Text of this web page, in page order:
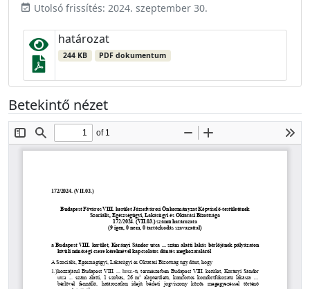
event_available Utolsó frissítés: 2024. szeptember 30.
határozat
244 KB PDF dokumentum
Betekintő nézet